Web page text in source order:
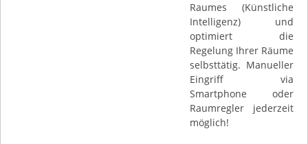
Raumes (Künstliche
Intelligenz) und
optimiert die
Regelung Ihrer Räume
selbsttätig. Manueller
Eingriff via
Smartphone oder
Raumregler jederzeit
möglich!